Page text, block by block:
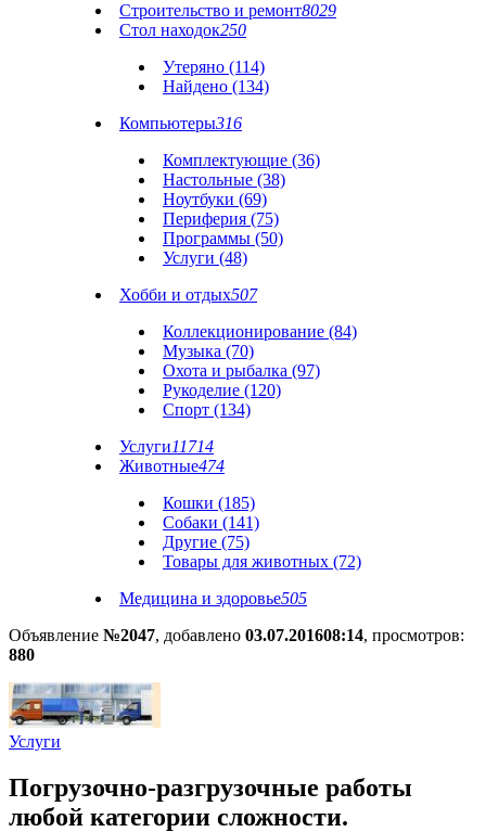
Строительство и ремонт8029
Стол находок250
Утеряно (114)
Найдено (134)
Компьютеры316
Комплектующие (36)
Настольные (38)
Ноутбуки (69)
Периферия (75)
Программы (50)
Услуги (48)
Хобби и отдых507
Коллекционирование (84)
Музыка (70)
Охота и рыбалка (97)
Рукоделие (120)
Спорт (134)
Услуги11714
Животные474
Кошки (185)
Собаки (141)
Другие (75)
Товары для животных (72)
Медицина и здоровье505
Объявление №2047, добавлено 03.07.201608:14, просмотров:
880
Услуги
Погрузочно-разгрузочные работы
любой категории сложности.